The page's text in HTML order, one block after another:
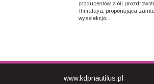
producentów ziół i
Himalaya, proponująca
wyselekcjo...
www.kdpnautilus.pl